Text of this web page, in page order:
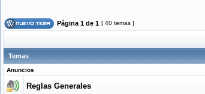
Página 1 de 1 [ 40 temas ]
Temas
Anuncios
Reglas Generales